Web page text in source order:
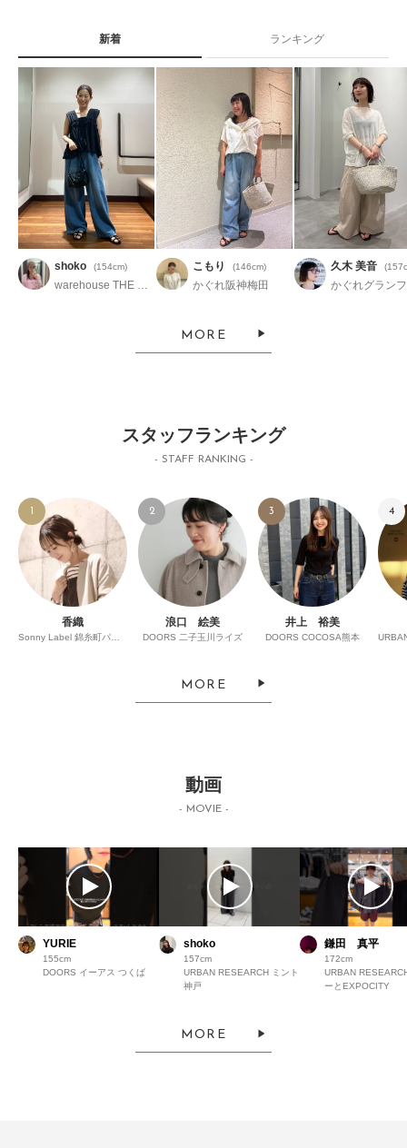
新着 ランキング
shoko (154cm)
warehouse THE OUTLETS HIROSHIMA
こもり (146cm)
かぐれ阪神梅田
久木 美音
MORE
スタッフランキング
- STAFF RANKING -
1
香織
2
浪口 絵美
DOORS 二子玉川ライズ
3
井上 裕美
DOORS COCOSA熊本
4
MORE
動画
- MOVIE -
YURIE
155
DOORS イーアス つくば
shoko
157
URBAN RESEARCH ミント
神戸
鎌田 真平
172
URBAN
ーとEXPOCITY
MORE